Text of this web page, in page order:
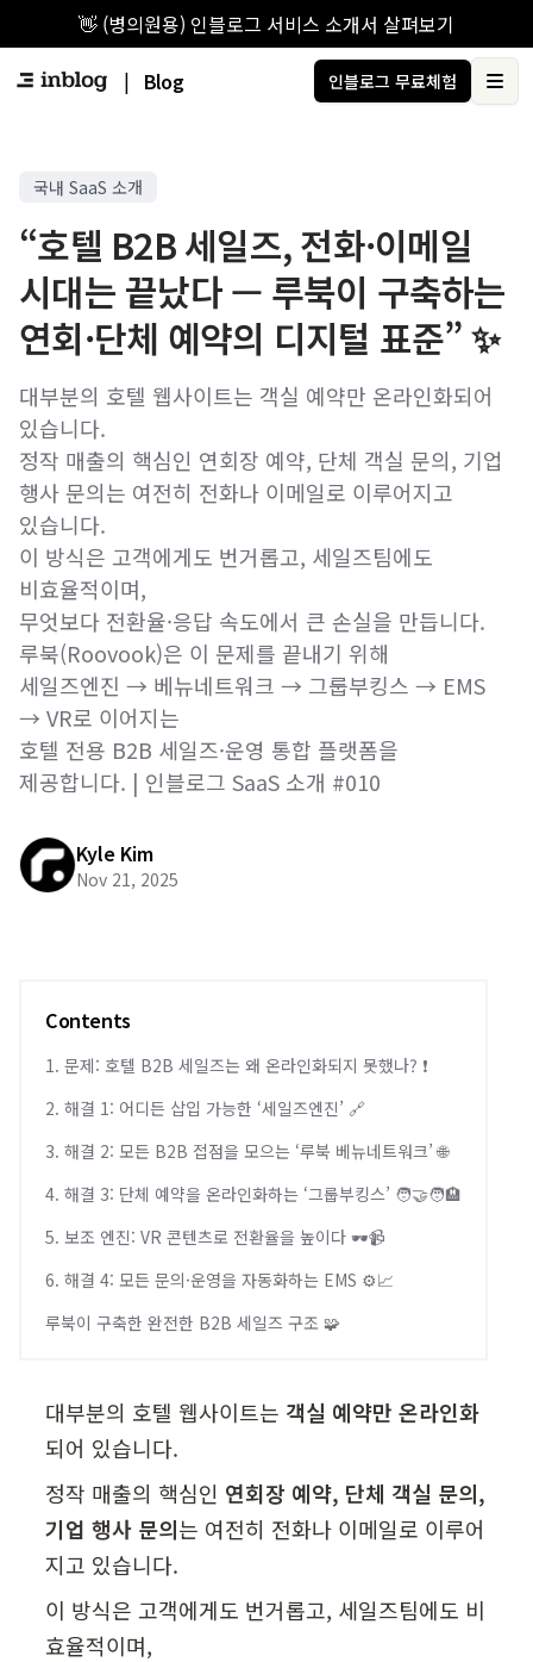
👋 (병의원용) 인블로그 서비스 소개서 살펴보기
| Blog 인블로그 무료체험
국내 SaaS 소개
“호텔 B2B 세일즈, 전화·이메일
시대는 끝났다 — 루북이 구축하는
연회·단체 예약의 디지털 표준” ✨
대부분의 호텔 웹사이트는 객실 예약만 온라인화되어
있습니다.
정작 매출의 핵심인 연회장 예약, 단체 객실 문의, 기업
행사 문의는 여전히 전화나 이메일로 이루어지고
있습니다.
이 방식은 고객에게도 번거롭고, 세일즈팀에도
비효율적이며,
무엇보다 전환율·응답 속도에서 큰 손실을 만듭니다.
루북(Roovook)은 이 문제를 끝내기 위해
세일즈엔진 → 베뉴네트워크 → 그룹부킹스 → EMS
→ VR로 이어지는
호텔 전용 B2B 세일즈·운영 통합 플랫폼을
제공합니다. | 인블로그 SaaS 소개 #010
Kyle Kim
Nov 21, 2025
Contents
1. 문제: 호텔 B2B 세일즈는 왜 온라인화되지 못했나? ❗️
2. 해결 1: 어디든 삽입 가능한 ‘세일즈엔진’ 🔗
3. 해결 2: 모든 B2B 접점을 모으는 ‘루북 베뉴네트워크’ 🌐
4. 해결 3: 단체 예약을 온라인화하는 ‘그룹부킹스’ 🧑‍🤝‍🧑🏨
5. 보조 엔진: VR 콘텐츠로 전환율을 높이다 🕶️📹
6. 해결 4: 모든 문의·운영을 자동화하는 EMS ⚙️📈
루북이 구축한 완전한 B2B 세일즈 구조 🧩
대부분의 호텔 웹사이트는 객실 예약만 온라인화
되어 있습니다.
정작 매출의 핵심인 연회장 예약, 단체 객실 문의,
기업 행사 문의는 여전히 전화나 이메일로 이루어
지고 있습니다.
이 방식은 고객에게도 번거롭고, 세일즈팀에도 비
효율적이며,